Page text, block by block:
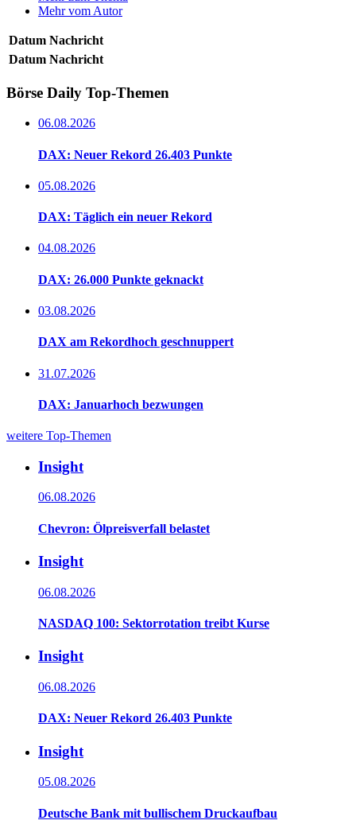
Mehr vom Autor
Datum Nachricht
Datum Nachricht
Börse Daily Top-Themen
06.08.2026
DAX: Neuer Rekord 26.403 Punkte
05.08.2026
DAX: Täglich ein neuer Rekord
04.08.2026
DAX: 26.000 Punkte geknackt
03.08.2026
DAX am Rekordhoch geschnuppert
31.07.2026
DAX: Januarhoch bezwungen
weitere Top-Themen
Insight
06.08.2026
Chevron: Ölpreisverfall belastet
Insight
06.08.2026
NASDAQ 100: Sektorrotation treibt Kurse
Insight
06.08.2026
DAX: Neuer Rekord 26.403 Punkte
Insight
05.08.2026
Deutsche Bank mit bullischem Druckaufbau